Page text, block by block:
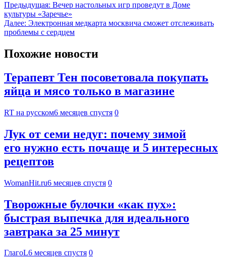
Предыдущая: Вечер настольных игр проведут в Доме
культуры «Заречье»
Далее: Электронная медкарта москвича сможет отслеживать
проблемы с сердцем
Похожие новости
Терапевт Тен посоветовала покупать
яйца и мясо только в магазине
RT на русском6 месяцев спустя 0
Лук от семи недуг: почему зимой
его нужно есть почаще и 5 интересных
рецептов
WomanHit.ru6 месяцев спустя 0
Творожные булочки «как пух»:
быстрая выпечка для идеального
завтрака за 25 минут
ГлагоL6 месяцев спустя 0